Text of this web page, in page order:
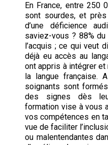
En France, entre 250
sont sourdes, et
d’une déficience
saviez-vous ? 88%
l’acquis ; ce qui veut
déjà eu accès au
ont appris à intégrer
la langue française.
soignants sont
des signes dès
formation vise à vous
vos compétences en
vue de faciliter
ou malentendantes